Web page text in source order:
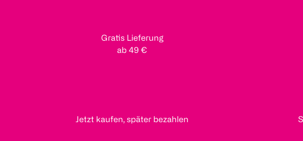
Gratis Lieferung
ab 49 €
Jetzt kaufen, später bezahlen